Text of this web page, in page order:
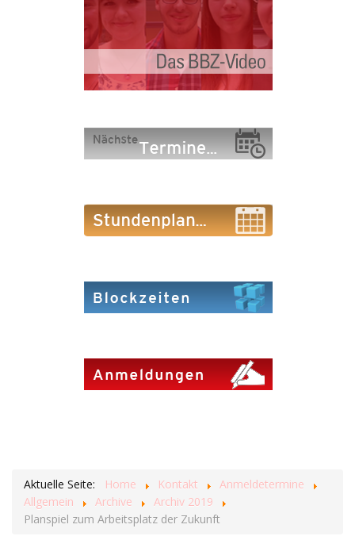
Aktuelle Seite: Home Kontakt
Anmeldetermine
Allgemein
Archive
Archiv 2019
Planspiel zum Arbeitsplatz der Zukunft